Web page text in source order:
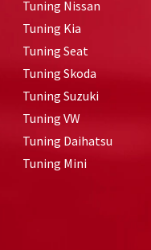
Tuning Nissan
Tuning Kia
Tuning Seat
Tuning Skoda
Tuning Suzuki
Tuning VW
Tuning Daihatsu
Tuning Mini